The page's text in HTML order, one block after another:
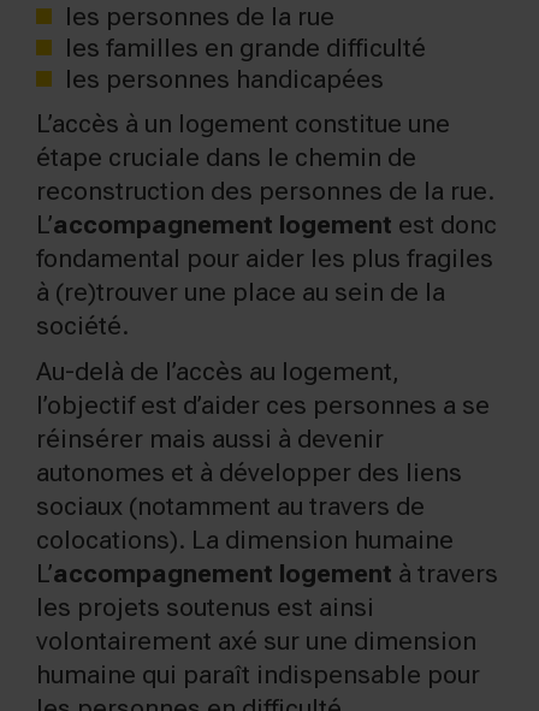
les personnes de la rue
les familles en grande difficulté
les personnes handicapées
L’accès à un logement constitue une
étape cruciale dans le chemin de
reconstruction des personnes de la rue.
L’accompagnement logement est donc
fondamental pour aider les plus fragiles
à (re)trouver une place au sein de la
société.
Au-delà de l’accès au logement,
l’objectif est d’aider ces personnes a se
réinsérer mais aussi à devenir
autonomes et à développer des liens
sociaux (notamment au travers de
colocations). La dimension humaine
L’accompagnement logement à travers
les projets soutenus est ainsi
volontairement axé sur une dimension
humaine qui paraît indispensable pour